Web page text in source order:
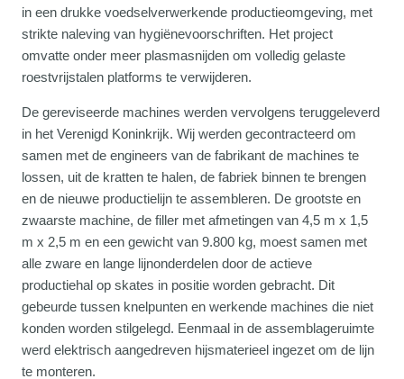
in een drukke voedselverwerkende productieomgeving, met
strikte naleving van hygiënevoorschriften. Het project
omvatte onder meer plasmasnijden om volledig gelaste
roestvrijstalen platforms te verwijderen.
De gereviseerde machines werden vervolgens teruggeleverd
in het Verenigd Koninkrijk. Wij werden gecontracteerd om
samen met de engineers van de fabrikant de machines te
lossen, uit de kratten te halen, de fabriek binnen te brengen
en de nieuwe productielijn te assembleren. De grootste en
zwaarste machine, de filler met afmetingen van 4,5 m x 1,5
m x 2,5 m en een gewicht van 9.800 kg, moest samen met
alle zware en lange lijnonderdelen door de actieve
productiehal op skates in positie worden gebracht. Dit
gebeurde tussen knelpunten en werkende machines die niet
konden worden stilgelegd. Eenmaal in de assemblageruimte
werd elektrisch aangedreven hijsmaterieel ingezet om de lijn
te monteren.